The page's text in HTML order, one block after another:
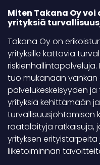
Miten Takana Oy
yrityksiä
Takana Oy on
yrityksille kattavia
tuo mukanaan vankan
palvelukeskeisyyden
yrityksiä kehittämään
turvallisuusjohtamisen
räätälöityjä ratkaisuja,
yrityksen
liiketoiminnan